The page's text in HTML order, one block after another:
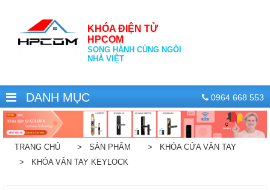
KHÓA ĐIỆN TỬ
HPCOM
SONG HÀNH CÙNG NGÔI
NHÀ VIỆT
DANH MỤC 0964 668 553
TRANG CHỦ > SẢN PHẨM
> KHÓA CỬA VÂN TAY
> KHÓA VÂN TAY KEYLOCK